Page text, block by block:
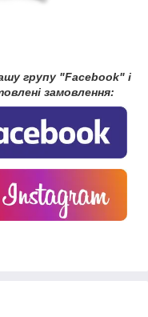
групу "Facebook" і
замовлення: